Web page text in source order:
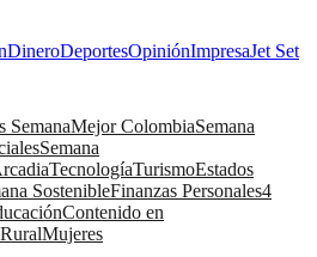
DineroDeportesOpiniónImpresaJet Set
SemanaMejor ColombiaSemana
Semana
TecnologíaTurismoEstados
SostenibleFinanzas Personales4
Contenido en
Mujeres